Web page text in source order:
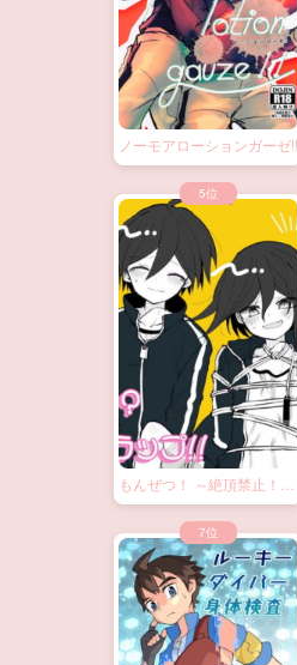
ノーモアローションガーゼ!!
もんぜつ！ ～絶頂禁止！？
大なわトラップ！～